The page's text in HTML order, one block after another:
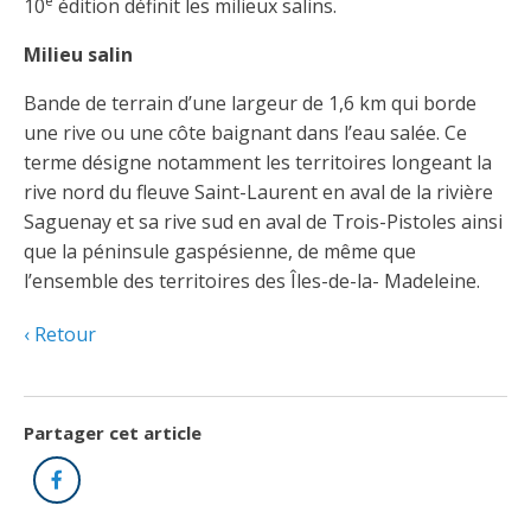
Découvrez notre campagne de
sensibilisation
Trouver un entrepreneur
Comment choisir un entrepreneur électricien
Découvrir l'espace Entrepreneurs
électriciens
Hydro-Québec
Ce
lien
s’ouvrira
dans
nouvelle
Avantages et privilèges
Découvrir l'espace Devenir
entrepreneur
Service Démarrer une entreprise
Ce
lien
s’ouvrira
dans
nouvelle
Documents
informatifs
Demande de délivrance ou de modification d’une
licence d’entrepreneur
Découvrir l'espace La CMEQ
À propos de la CMEQ
Mission et historique
Instances décisionnelles
Le personnel de la CMEQ
Découvrir l'espace Formation continue
Déclarer mes heures de FCO
Ce
lien
s’ouvrira
dans
nouvelle
Offre de formation de la CMEQ
10 édition définit les milieux salins.
Milieu salin
Bande de terrain d’une largeur de 1,6 km qui borde
une rive ou une côte baignant dans l’eau salée. Ce
terme désigne notamment les territoires longeant la
rive nord du fleuve Saint-Laurent en aval de la rivière
Saguenay et sa rive sud en aval de Trois-Pistoles ainsi
que la péninsule gaspésienne, de même que
l’ensemble des territoires des Îles-de-la- Madeleine.
Retour
Partager cet article
Facebook